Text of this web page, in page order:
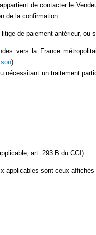
de contacter le
de la confirmation.
de paiement antérieur, ou
vers la France
).
nécessitant un traitement
art. 293 B du CGI).
applicables sont ceux